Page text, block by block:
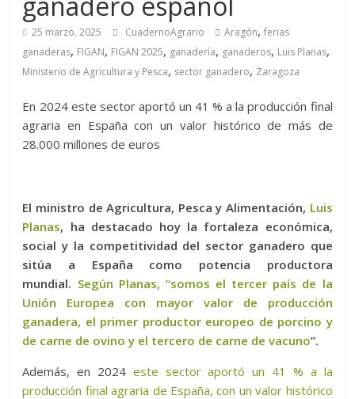
25 marzo, 2025 CuadernoAgrario Aragón,ferias
ganaderas, FIGAN, FIGAN 2025, ganadería, ganaderos, Luis Planas,
Ministerio de Agricultura y Pesca, sector ganadero, Zaragoza
En 2024 este sector aportó un 41 % a la producción final
agraria en España con un valor histórico de más de
28.000 millones de euros
El ministro de Agricultura, Pesca y Alimentación, Luis
Planas, ha destacado hoy la fortaleza económica,
social y la competitividad del sector ganadero que
sitúa a España como potencia productora
mundial. Según Planas, “somos el tercer país de la
Unión Europea con mayor valor de producción
ganadera, el primer productor europeo de porcino y
de carne de ovino y el tercero de carne de vacuno”.
Además, en 2024 este sector aportó un 41 % a la
producción final agraria de España, con un valor histórico